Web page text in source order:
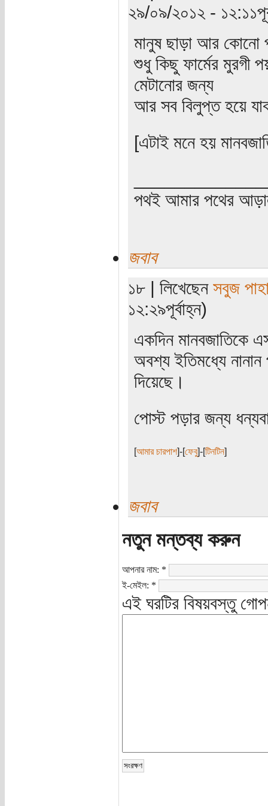
২৯/০৯/২০১২ -
মানুষ ছাড়া আর কোনো
শুধু কিছু ফার্মের মুরগী
মেটানোর জন্য
আর সব বিলুপ্ত হয়ে
[এটাই মনে হয়
পথই আমার পথের
জবাব
১৮ | লিখেছেন সবুজ
১২:২৯পূর্বাহ্ন)
একদিন মানবজাতিকে
অবশ্য ইতিমধ্যে
দিয়েছে।
পোস্ট পড়ার জন্য
[আমার চারপাশ]-[ফেবু]-[টিনটিন]
জবাব
নতুন মন্তব্য করুন
আপনার নাম: *
ই-মেইল: *
এই ঘরটির বিষয়বস্তু